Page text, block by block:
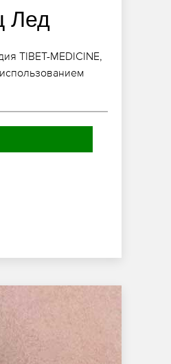
Лед
TIBET-MEDICINE,